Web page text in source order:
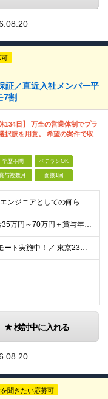
可
証／直近入社メンバー平
7割
134日】 万全の営業体制でプラ
択肢を用意。 希望の案件で収
学歴不問 ベテランOK
与複数月 面接1回
システム開発におけるエンジニアとしての何らかの実務経験（年数不問） ※要件定義、基本設計、詳細設計、製造、検証、運用保守 少しでも実務経験があれば、まずは気軽にエントリーしてみてください！ ／／／／
【前職給与保証】 月給35万円～70万円＋賞与年2回＋各種手当 ※前職の給与・スキル・経験を考慮の上、決定いたします。 ※月給には固定残業代（月30時間分／5万円～10万円）を含みます。超過分は別途
＼社員の7割がフルリモート実施中！／ 東京23区内など1都3県を中心としたプロジェクト先での勤務となります。 ※勤務地は希望を考慮します ≪本社≫ 東京都渋谷区恵比寿南1丁目3番7号 隅越ビル5階
検討中に入れる
聞きたい応募可